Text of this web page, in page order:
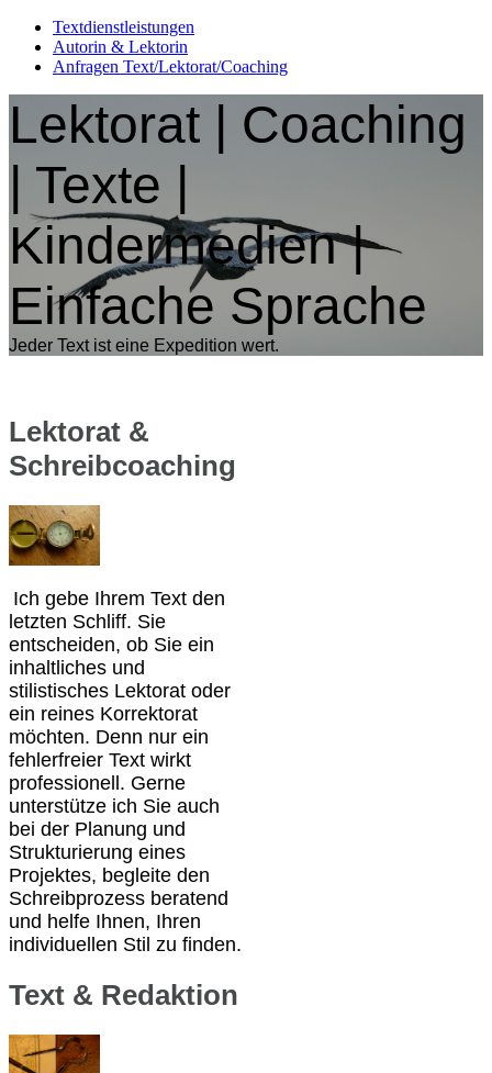
Textdienstleistungen
Autorin & Lektorin
Anfragen Text/Lektorat/Coaching
Lektorat | Coaching
| Texte |
Kindermedien |
Einfache Sprache
Jeder Text ist eine Expedition wert.
Lektorat &
Schreibcoaching
Ich gebe Ihrem Text den
letzten Schliff. Sie
entscheiden, ob Sie ein
inhaltliches und
stilistisches Lektorat oder
ein reines Korrektorat
möchten. Denn nur ein
fehlerfreier Text wirkt
professionell. Gerne
unterstütze ich Sie auch
bei der Planung und
Strukturierung eines
Projektes, begleite den
Schreibprozess beratend
und helfe Ihnen, Ihren
individuellen Stil zu finden.
Text & Redaktion